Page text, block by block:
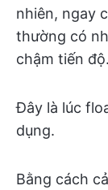
nhiên, ngay
thường có
chậm tiến độ.
Đây là lúc
dụng.
Bằng cách